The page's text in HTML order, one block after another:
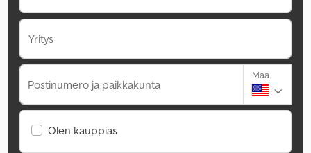
Yritys
Postinumero ja paikkakunta
Maa
Olen kauppias